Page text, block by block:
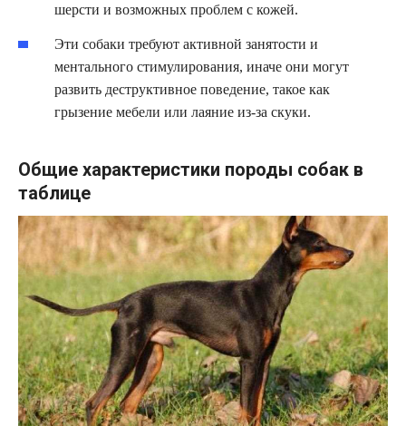
шерсти и возможных проблем с кожей.
Эти собаки требуют активной занятости и
ментального стимулирования, иначе они могут
развить деструктивное поведение, такое как
грызение мебели или лаяние из-за скуки.
Общие характеристики породы собак в
таблице